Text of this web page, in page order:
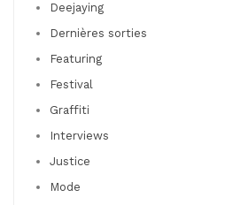
Deejaying
Dernières sorties
Featuring
Festival
Graffiti
Interviews
Justice
Mode